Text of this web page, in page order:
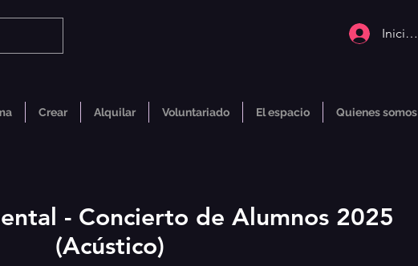
Iniciar
Crear Alquilar Voluntariado El espacio Quienes somos
- Concierto de Alumnos 2025
(Acústico)